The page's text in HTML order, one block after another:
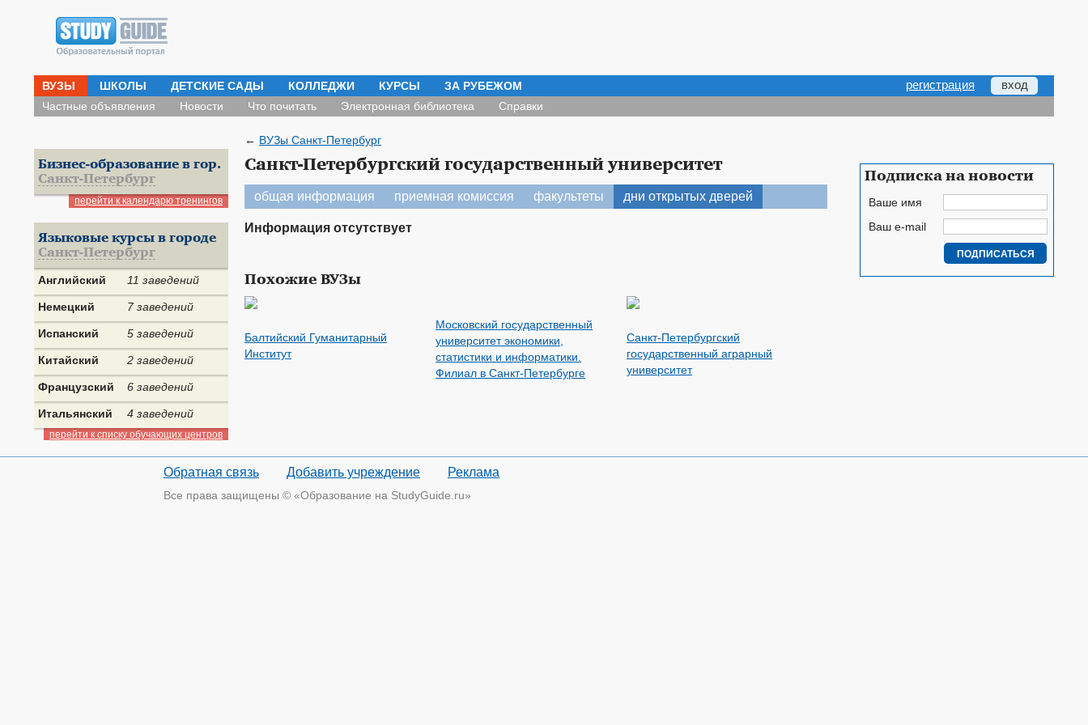
ВУЗЫ ШКОЛЫ ДЕТСКИЕ САДЫ КОЛЛЕДЖИ КУРСЫ ЗА РУБЕЖОМ регистрация вход
Частные объявления Новости Что почитать Электронная библиотека Справки
← ВУЗы Санкт-Петербург
Санкт-Петербургский государственный университет
общая информация приемная комиссия факультеты дни открытых дверей
Информация отсутствует
Похожие ВУЗы
Балтийский Гуманитарный
Институт
Московский государственный
университет экономики,
статистики и информатики.
Филиал в Санкт-Петербурге
Санкт-Петербургский
государственный аграрный
университет
Бизнес-образование в гор.
Санкт-Петербург
перейти к календарю тренингов
Языковые курсы в городе
Санкт-Петербург
Английский 11 заведений
Немецкий 7 заведений
Испанский 5 заведений
Китайский 2 заведений
Французский 6 заведений
Итальянский 4 заведений
перейти к списку обучающих центров
Подписка на новости
Ваше имя
Ваш e-mail
Обратная связь Добавить учреждение Реклама
Все права защищены © «Образование на StudyGuide.ru»